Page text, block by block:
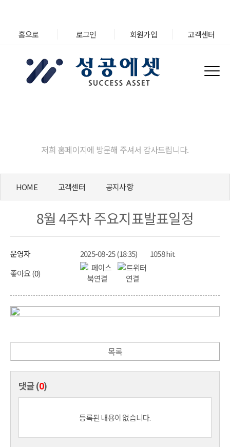
홈으로 로그인 회원가입 고객센터
저희 홈페이지에 방문해 주셔서 감사드립니다.
HOME 고객센터 공지사항
8월 4주차 주요지표발표일정
운영자 2025-08-25 (18:35)
1058 hit
좋아요 (0)
목록
댓글 (0)
등록된 내용이 없습니다.